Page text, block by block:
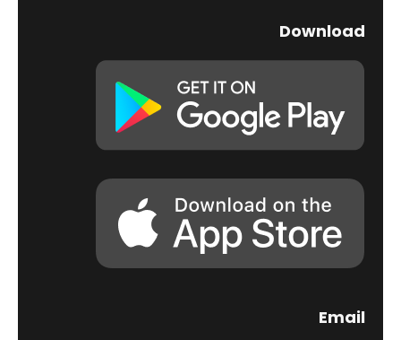
Download
Email